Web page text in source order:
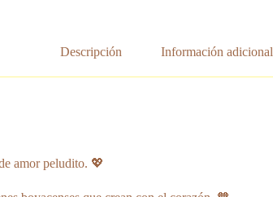
Descripción Información adicional
amor peludito. 💖